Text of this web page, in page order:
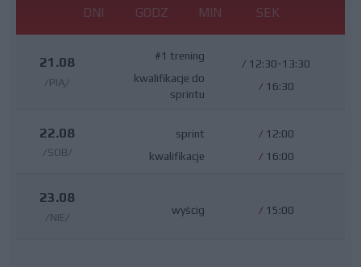
DNI GODZ MIN SEK
21.08
/PIĄ/
#1 trening
kwalifikacje do
sprintu
/ 12:30-13:30
/ 16:30
22.08
/SOB/
sprint
kwalifikacje
/ 12:00
/ 16:00
23.08
/NIE/
wyścig / 15:00